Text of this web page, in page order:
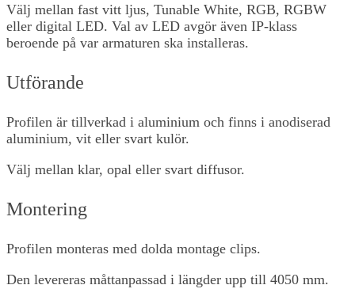
Välj mellan fast vitt ljus, Tunable White, RGB, RGBW
eller digital LED. Val av LED avgör även IP-klass
beroende på var armaturen ska installeras.
Utförande
Profilen är tillverkad i aluminium och finns i anodiserad
aluminium, vit eller svart kulör.
Välj mellan klar, opal eller svart diffusor.
Montering
Profilen monteras med dolda montage clips.
Den levereras måttanpassad i längder upp till 4050 mm.